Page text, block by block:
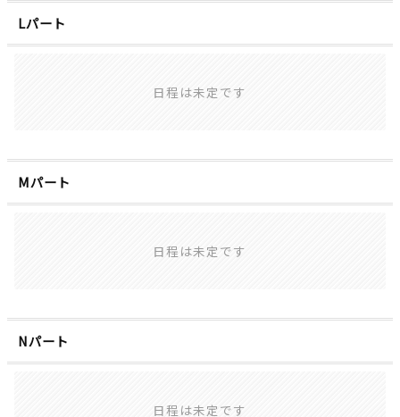
Lパート
日程は未定です
Mパート
日程は未定です
Nパート
日程は未定です